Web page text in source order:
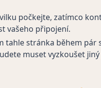
počkejte, zatímco
vašeho připojení.
tahle stránka během pár
muset vyzkoušet